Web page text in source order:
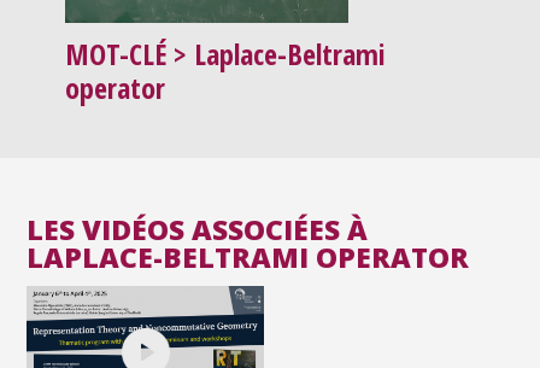
MOT-CLÉ > Laplace-Beltrami
operator
LES VIDÉOS ASSOCIÉES À
LAPLACE-BELTRAMI OPERATOR